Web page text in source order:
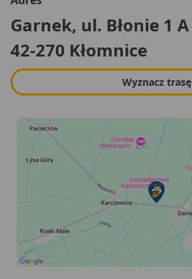
Garnek, ul. Błonie 1 A
42-270 Kłomnice
Wyznacz trasę